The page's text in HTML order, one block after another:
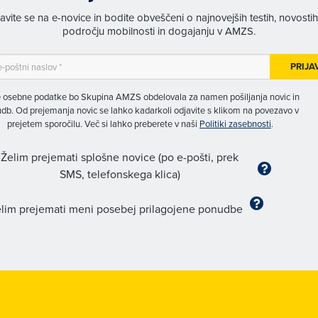
se na e-novice in bodite obveščeni o najnovejših testih,
področju mobilnosti in dogajanju v AMZS.
osebne podatke bo Skupina AMZS obdelovala za namen pošiljanja novic in
Od prejemanja novic se lahko kadarkoli odjavite s klikom na povezavo v
prejetem sporočilu. Več si lahko preberete v naši Politiki zasebnosti.
Želim prejemati splošne novice (po e-pošti, prek
SMS, telefonskega klica)
prejemati meni posebej prilagojene ponudbe